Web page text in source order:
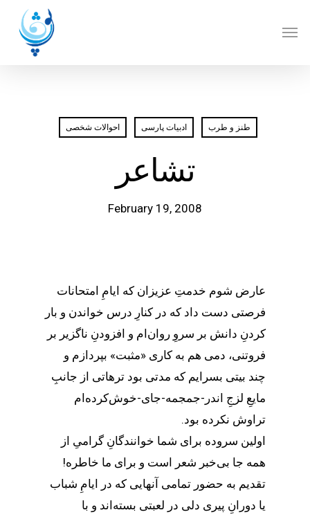
احوالات شخصی ادبيات پارسی طنز و طرب
تشاعر
February 19, 2008
عارض شوم خدمتِ عزیزان که ایامِ امتحانات
فرصتی دست داد که در کنارِ درس خواندن و بار
کردنِ دانش بر سروِ روان‌ام و افزودنِ ناگزیر بر
فروتنی، دمی هم به کاری «مثبت» بپردازم و
چند بیتی بسرایم که مدتی بود ترهاتی از جانبِ
مایعِ لزجِ اندر-جمجمه-جای‌-خوش‌کرده‌ام
تراوش نکرده بود.
اولین سروده برای شما خوانندگانِ گرامیِ از
همه جا بی‌خبر شعر است و برای ما خاطره!
تقدیم به حضور تمامی آنهایی که در ایامِ شباب
یا دورانِ پیری دلی در لعبتی بسته‌اند و با